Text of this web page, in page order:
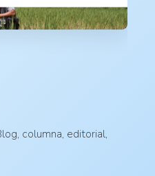
columna, editorial,